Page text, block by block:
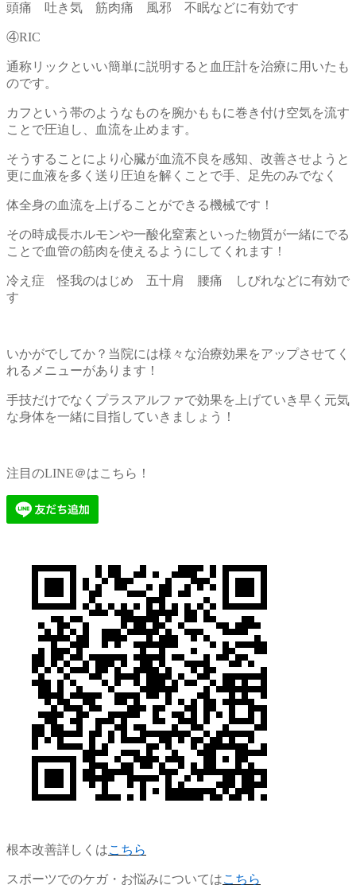
頭痛 吐き気 筋肉痛 風邪 不眠などに有効です
④RIC
通称リックといい簡単に説明すると血圧計を治療に用いたも
のです。
カフという帯のようなものを腕かももに巻き付け空気を流す
ことで圧迫し、血流を止めます。
そうすることにより心臓が血流不良を感知、改善させようと
更に血液を多く送り圧迫を解くことで手、足先のみでなく
体全身の血流を上げることができる機械です！
その時成長ホルモンや一酸化窒素といった物質が一緒にでる
ことで血管の筋肉を使えるようにしてくれます！
冷え症 怪我のはじめ 五十肩 腰痛 しびれなどに有効で
す
いかがでしてか？当院には様々な治療効果をアップさせてく
れるメニューがあります！
手技だけでなくプラスアルファで効果を上げていき早く元気
な身体を一緒に目指していきましょう！
注目のLINE＠はこちら！
根本改善詳しくはこちら
スポーツでのケガ・お悩みについてはこちら